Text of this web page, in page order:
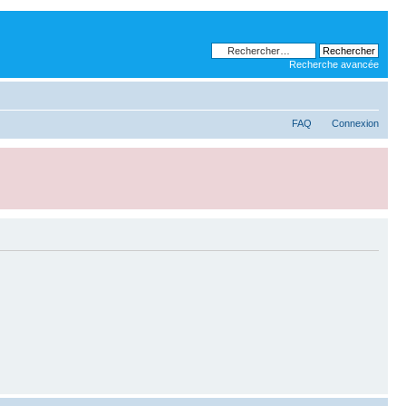
Recherche avancée
FAQ Connexion